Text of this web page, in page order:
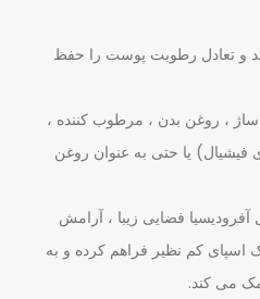
و تعادل رطوبت پوست را حفظ
، روغن بدن ، مرطوب کننده ،
یا حتی به عنوان روغن
فضایی زیبا ، آرامش
کم نظیر فراهم کرده و به
می کند.